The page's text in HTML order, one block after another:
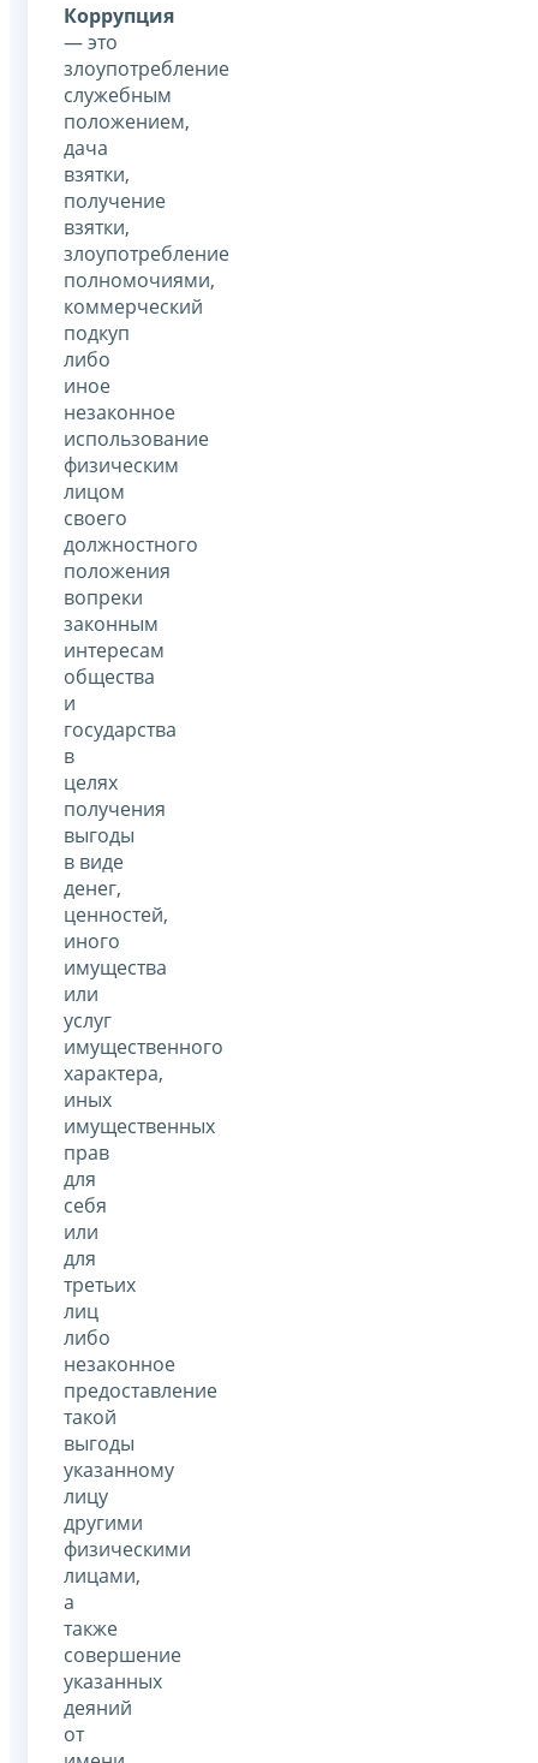
Коррупция
— это
злоупотребление
служебным
положением,
дача
взятки,
получение
взятки,
злоупотребление
полномочиями,
коммерческий
подкуп
либо
иное
незаконное
использование
физическим
лицом
своего
должностного
положения
вопреки
законным
интересам
общества
и
государства
в
целях
получения
выгоды
в виде
денег,
ценностей,
иного
имущества
или
услуг
имущественного
характера,
иных
имущественных
прав
для
себя
или
для
третьих
лиц
либо
незаконное
предоставление
такой
выгоды
указанному
лицу
другими
физическими
лицами,
а
также
совершение
указанных
деяний
от